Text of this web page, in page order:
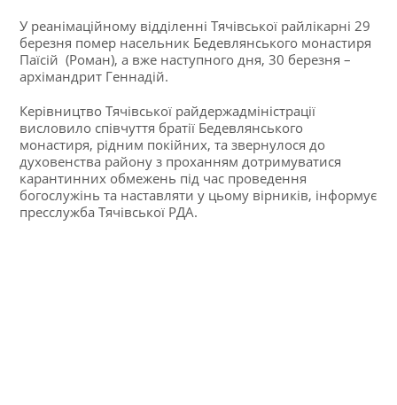
У реанімаційному відділенні Тячівської райлікарні 29
березня помер насельник Бедевлянського монастиря
Паїсій (Роман), а вже наступного дня, 30 березня –
архімандрит Геннадій.
Керівництво Тячівської райдержадміністрації
висловило співчуття братії Бедевлянського
монастиря, рідним покійних, та звернулося до
духовенства району з проханням дотримуватися
карантинних обмежень під час проведення
богослужінь та наставляти у цьому вірників, інформує
пресслужба Тячівської РДА.